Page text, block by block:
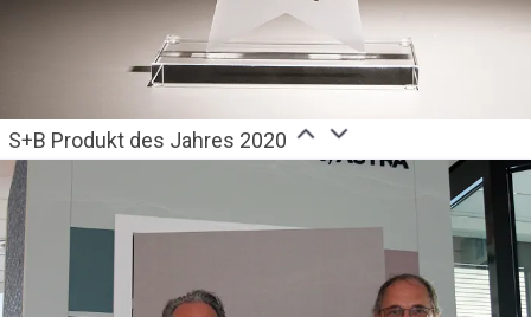
S+B Produkt des Jahres 2020